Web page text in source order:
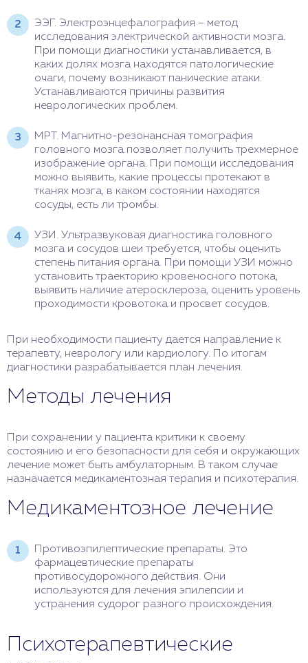
ЭЭГ. Электроэнцефалография – метод
исследования электрической активности мозга.
При помощи диагностики устанавливается, в
каких долях мозга находятся патологические
очаги, почему возникают панические атаки.
Устанавливаются причины развития
неврологических проблем.
МРТ. Магнитно-резонансная томография
головного мозга позволяет получить трехмерное
изображение органа. При помощи исследования
можно выявить, какие процессы протекают в
тканях мозга, в каком состоянии находятся
сосуды, есть ли тромбы.
УЗИ. Ультразвуковая диагностика головного
мозга и сосудов шеи требуется, чтобы оценить
степень питания органа. При помощи УЗИ можно
установить траекторию кровеносного потока,
выявить наличие атеросклероза, оценить уровень
проходимости кровотока и просвет сосудов.
При необходимости пациенту дается направление к
терапевту, неврологу или кардиологу. По итогам
диагностики разрабатывается план лечения.
Методы лечения
При сохранении у пациента критики к своему
состоянию и его безопасности для себя и окружающих
лечение может быть амбулаторным. В таком случае
назначается медикаментозная терапия и психотерапия.
Медикаментозное лечение
Противоэпилептические препараты. Это
фармацевтические препараты
противосудорожного действия. Они
используются для лечения эпилепсии и
устранения судорог разного происхождения.
Психотерапевтические